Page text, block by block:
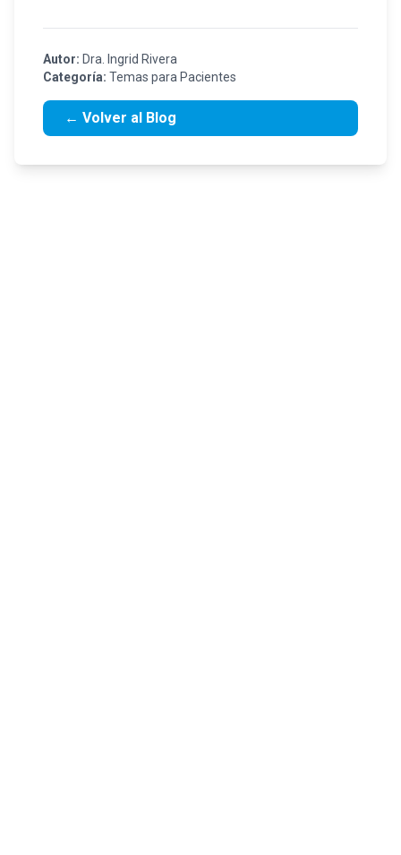
Autor: Dra. Ingrid Rivera
Categoría: Temas para Pacientes
← Volver al Blog